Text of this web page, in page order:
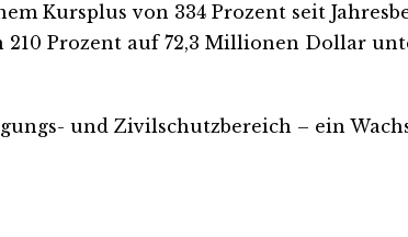
Kursplus von 334 Prozent seit
Prozent auf 72,3 Millionen Dollar
und Zivilschutzbereich – ein